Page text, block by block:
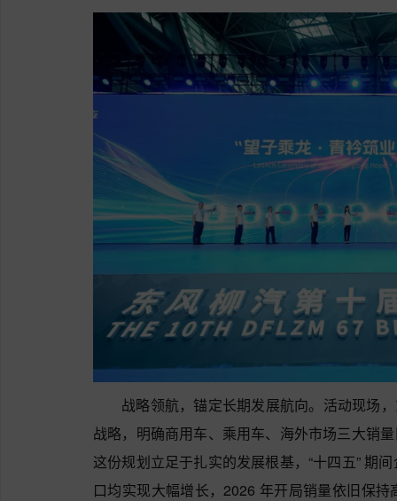
战略领航，锚定长期发展航向。活动现场
战略，明确商用车、乘用车、海外市场三大销
这份规划立足于扎实的发展根基，“十四五” 期
口均实现大幅增长，2026 年开局销量依旧保